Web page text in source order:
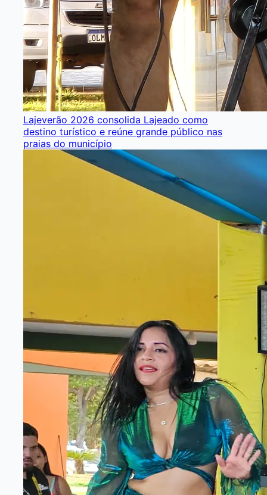
Lajeverão 2026 consolida Lajeado como
destino turístico e reúne grande público nas
praias do município